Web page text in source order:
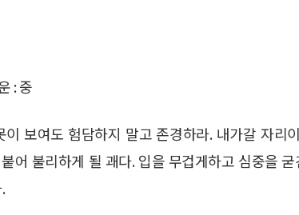
: 중
보여도 험담하지 말고 존경하라. 내가갈 자리
어 불리하게 될 괘다. 입을 무겁게하고 심중을